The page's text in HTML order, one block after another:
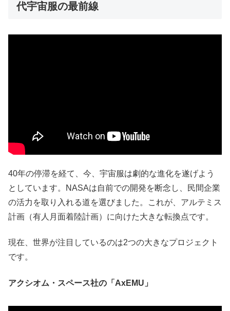
代宇宙服の最前線
40年の停滞を経て、今、宇宙服は劇的な進化を遂げよう
としています。NASAは自前での開発を断念し、民間企業
の活力を取り入れる道を選びました。これが、アルテミス
計画（有人月面着陸計画）に向けた大きな転換点です。
現在、世界が注目しているのは2つの大きなプロジェクト
です。
アクシオム・スペース社の「 AxEMU 」